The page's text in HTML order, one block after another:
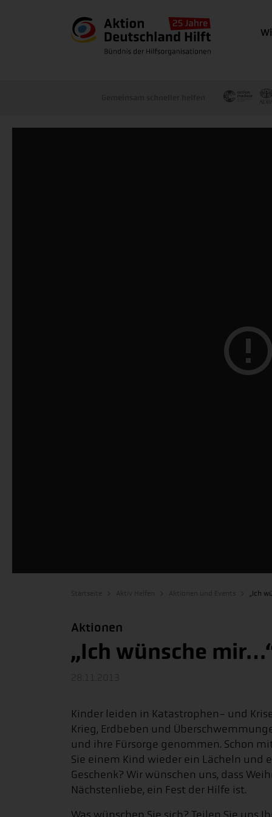
„Ich
Aktionen
„Ich wünsche
Kinder leiden in Katastrophen- und
Krieg, Erdbeben und
und ihre Fürsorge genommen. Schon
Sie einem Kind wieder ein Lächeln und
Geschenk? Wir wünschen uns, dass
Nächstenliebe, ein Fest der Hilfe ist.